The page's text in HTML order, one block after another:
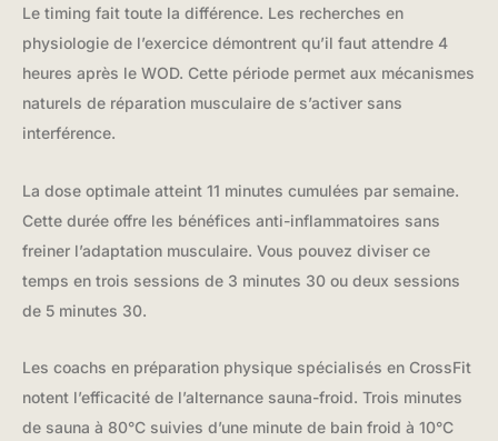
Le timing fait toute la différence. Les recherches en
physiologie de l’exercice démontrent qu’il faut attendre 4
heures après le WOD. Cette période permet aux mécanismes
naturels de réparation musculaire de s’activer sans
interférence.
La dose optimale atteint 11 minutes cumulées par semaine.
Cette durée offre les bénéfices anti-inflammatoires sans
freiner l’adaptation musculaire. Vous pouvez diviser ce
temps en trois sessions de 3 minutes 30 ou deux sessions
de 5 minutes 30.
Les coachs en préparation physique spécialisés en CrossFit
notent l’efficacité de l’alternance sauna-froid. Trois minutes
de sauna à 80°C suivies d’une minute de bain froid à 10°C